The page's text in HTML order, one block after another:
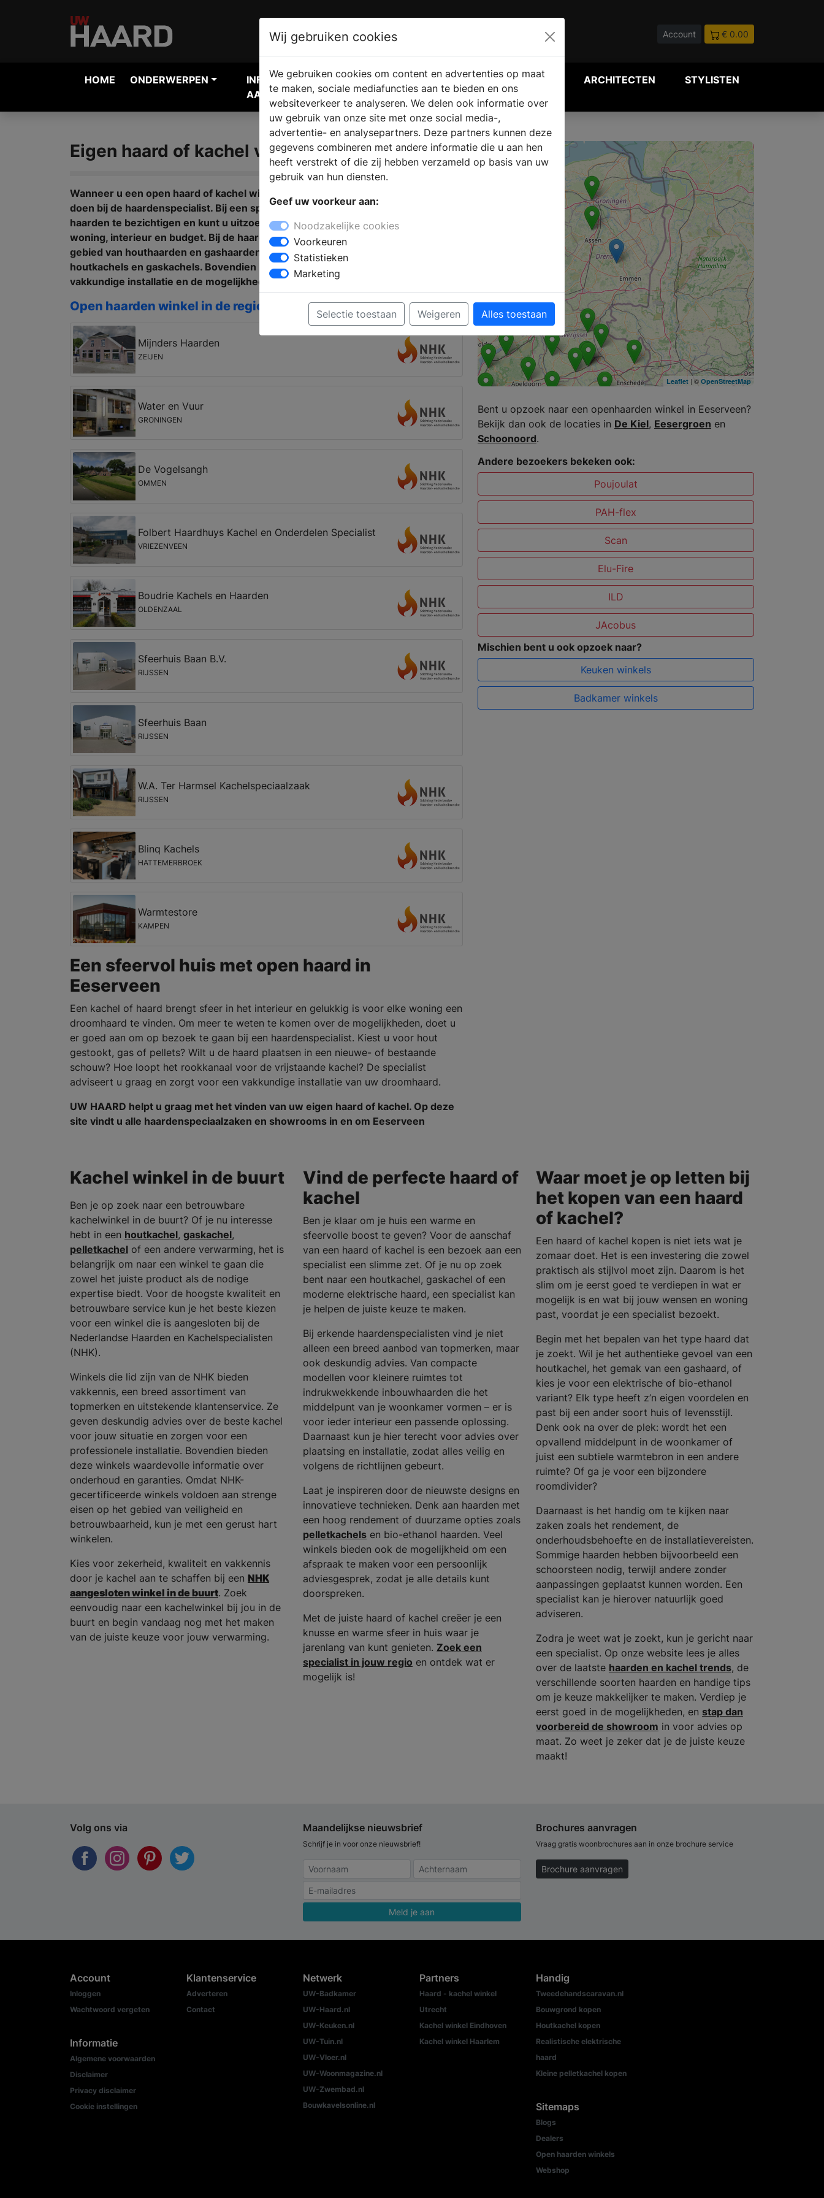
Account € 0.00
HOME ONDERWERPEN
INFORMATIE
AANVRAGEN
VERKOOPLOCATIE
VINDEN
WEBSHOP ARCHITECTEN STYLISTEN
Eigen haard of kachel vinden in Eeserveen
Wanneer u een open haard of kachel wilt kopen in Eeserveen kunt u inspiratie op
doen bij de haardenspecialist. Bij een specialist zijn verschillende soorten
haarden te bezichtigen en kunt u uitzoeken wat de mogelijkheden zijn voor uw
woning, interieur en budget. Bij de haardenspeciaalzaak vindt u alles op het
gebied van houthaarden en gashaarden, vrijstaand en inbouw, of pellet kachels,
houtkachels en gaskachels. Bovendien kunt u zich laten informeren over een
vakkundige installatie en de mogelijkheden van de rookkanalen.
Open haarden winkel in de regio Eeserveen
Mijnders Haarden
ZEIJEN
Water en Vuur
GRONINGEN
De Vogelsangh
OMMEN
Folbert Haardhuys Kachel en Onderdelen Specialist
VRIEZENVEEN
Boudrie Kachels en Haarden
OLDENZAAL
Sfeerhuis Baan B.V.
RIJSSEN
Sfeerhuis Baan
RIJSSEN
W.A. Ter Harmsel Kachelspeciaalzaak
RIJSSEN
Blinq Kachels
HATTEMERBROEK
Warmtestore
KAMPEN
Een sfeervol huis met open haard in
Eeserveen
Een kachel of haard brengt sfeer in het interieur en gelukkig is voor elke woning een
droomhaard te vinden. Om meer te weten te komen over de mogelijkheden, doet u
er goed aan om op bezoek te gaan bij een haardenspecialist. Kiest u voor hout
gestookt, gas of pellets? Wilt u de haard plaatsen in een nieuwe- of bestaande
schouw? Hoe loopt het rookkanaal voor de vrijstaande kachel? De specialist
adviseert u graag en zorgt voor een vakkundige installatie van uw droomhaard.
UW HAARD helpt u graag met het vinden van uw eigen haard of kachel. Op deze
site vindt u alle haardenspeciaalzaken en showrooms in en om Eeserveen
+
Leaflet| © OpenStreetMap
Bent u opzoek naar een openhaarden winkel in Eeserveen?
Bekijk dan ook de locaties in De Kiel, Eesergroen en
Schoonoord.
Andere bezoekers bekeken ook:
Poujoulat
PAH-flex
Scan
Elu-Fire
ILD
JAcobus
Mischien bent u ook opzoek naar?
Keuken winkels
Badkamer winkels
Kachel winkel in de buurt
Ben je op zoek naar een betrouwbare
kachelwinkel in de buurt? Of je nu interesse
hebt in een houtkachel, gaskachel,
pelletkachel of een andere verwarming, het is
belangrijk om naar een winkel te gaan die
zowel het juiste product als de nodige
expertise biedt. Voor de hoogste kwaliteit en
betrouwbare service kun je het beste kiezen
voor een winkel die is aangesloten bij de
Nederlandse Haarden en Kachelspecialisten
(NHK).
Winkels die lid zijn van de NHK bieden
vakkennis, een breed assortiment van
topmerken en uitstekende klantenservice. Ze
geven deskundig advies over de beste kachel
voor jouw situatie en zorgen voor een
professionele installatie. Bovendien bieden
deze winkels waardevolle informatie over
onderhoud en garanties. Omdat NHK-
gecertificeerde winkels voldoen aan strenge
eisen op het gebied van veiligheid en
betrouwbaarheid, kun je met een gerust hart
winkelen.
Kies voor zekerheid, kwaliteit en vakkennis
door je kachel aan te schaffen bij een NHK
aangesloten winkel in de buurt. Zoek
eenvoudig naar een kachelwinkel bij jou in de
buurt en begin vandaag nog met het maken
van de juiste keuze voor jouw verwarming.
Vind de perfecte haard of
kachel
Ben je klaar om je huis een warme en
sfeervolle boost te geven? Voor de aanschaf
van een haard of kachel is een bezoek aan een
specialist een slimme zet. Of je nu op zoek
bent naar een houtkachel, gaskachel of een
moderne elektrische haard, een specialist kan
je helpen de juiste keuze te maken.
Bij erkende haardenspecialisten vind je niet
alleen een breed aanbod van topmerken, maar
ook deskundig advies. Van compacte
modellen voor kleinere ruimtes tot
indrukwekkende inbouwhaarden die het
middelpunt van je woonkamer vormen – er is
voor ieder interieur een passende oplossing.
Daarnaast kun je hier terecht voor advies over
plaatsing en installatie, zodat alles veilig en
volgens de richtlijnen gebeurt.
Laat je inspireren door de nieuwste designs en
innovatieve technieken. Denk aan haarden met
een hoog rendement of duurzame opties zoals
pelletkachelsen bio-ethanol haarden. Veel
winkels bieden ook de mogelijkheid om een
afspraak te maken voor een persoonlijk
adviesgesprek, zodat je alle details kunt
doorspreken.
Met de juiste haard of kachel creëer je een
knusse en warme sfeer in huis waar je
jarenlang van kunt genieten. Zoek een
specialist in jouw regio en ontdek wat er
mogelijk is!
Waar moet je op letten bij
het kopen van een haard
of kachel?
Een haard of kachel kopen is niet iets wat je
zomaar doet. Het is een investering die zowel
praktisch als stijlvol moet zijn. Daarom is het
slim om je eerst goed te verdiepen in wat er
mogelijk is en wat bij jouw wensen en woning
past, voordat je een specialist bezoekt.
Begin met het bepalen van het type haard dat
je zoekt. Wil je het authentieke gevoel van een
houtkachel, het gemak van een gashaard, of
kies je voor een elektrische of bio-ethanol
variant? Elk type heeft z’n eigen voordelen en
past bij een ander soort huis of levensstijl.
Denk ook na over de plek: wordt het een
opvallend middelpunt in de woonkamer of
juist een subtiele warmtebron in een andere
ruimte? Of ga je voor een bijzondere
roomdivider?
Daarnaast is het handig om te kijken naar
zaken zoals het rendement, de
onderhoudsbehoefte en de installatievereisten.
Sommige haarden hebben bijvoorbeeld een
schoorsteen nodig, terwijl andere zonder
aanpassingen geplaatst kunnen worden. Een
specialist kan je hierover natuurlijk goed
adviseren.
Zodra je weet wat je zoekt, kun je gericht naar
een specialist. Op onze website lees je alles
over de laatste haarden en kachel trends, de
verschillende soorten haarden en handige tips
om je keuze makkelijker te maken. Verdiep je
eerst goed in de mogelijkheden, en stap dan
voorbereid de showroom in voor advies op
maat. Zo weet je zeker dat je de juiste keuze
maakt!
Wij gebruiken cookies
We gebruiken cookies om content en advertenties op maat
te maken, sociale mediafuncties aan te bieden en ons
websiteverkeer te analyseren. We delen ook informatie over
uw gebruik van onze site met onze social media-,
advertentie- en analysepartners. Deze partners kunnen deze
gegevens combineren met andere informatie die u aan hen
heeft verstrekt of die zij hebben verzameld op basis van uw
gebruik van hun diensten.
Geef uw voorkeur aan:
Noodzakelijke cookies
Voorkeuren
Statistieken
Marketing
Selectie toestaan Weigeren Alles toestaan
Volg ons via Maandelijkse nieuwsbrief
Schrijf je in voor onze nieuwsbrief!
Meld je aan
Brochures aanvragen
Vraag gratis woonbrochures aan in onze brochure service
Brochure aanvragen
Account
Inloggen
Wachtwoord vergeten
Informatie
Algemene voorwaarden
Disclaimer
Privacy disclaimer
Cookie instellingen
Klantenservice
Adverteren
Contact
Netwerk
UW-Badkamer
UW-Haard.nl
UW-Keuken.nl
UW-Tuin.nl
UW-Vloer.nl
UW-Woonmagazine.nl
UW-Zwembad.nl
Bouwkavelsonline.nl
Partners
Haard - kachel winkel
Utrecht
Kachel winkel Eindhoven
Kachel winkel Haarlem
Handig
Tweedehandscaravan.nl
Bouwgrond kopen
Houtkachel kopen
Realistische elektrische
haard
Kleine pelletkachel kopen
Sitemaps
Blogs
Dealers
Open haarden winkels
Webshop